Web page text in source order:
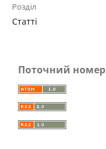
Розділ
Статті
Поточний номер